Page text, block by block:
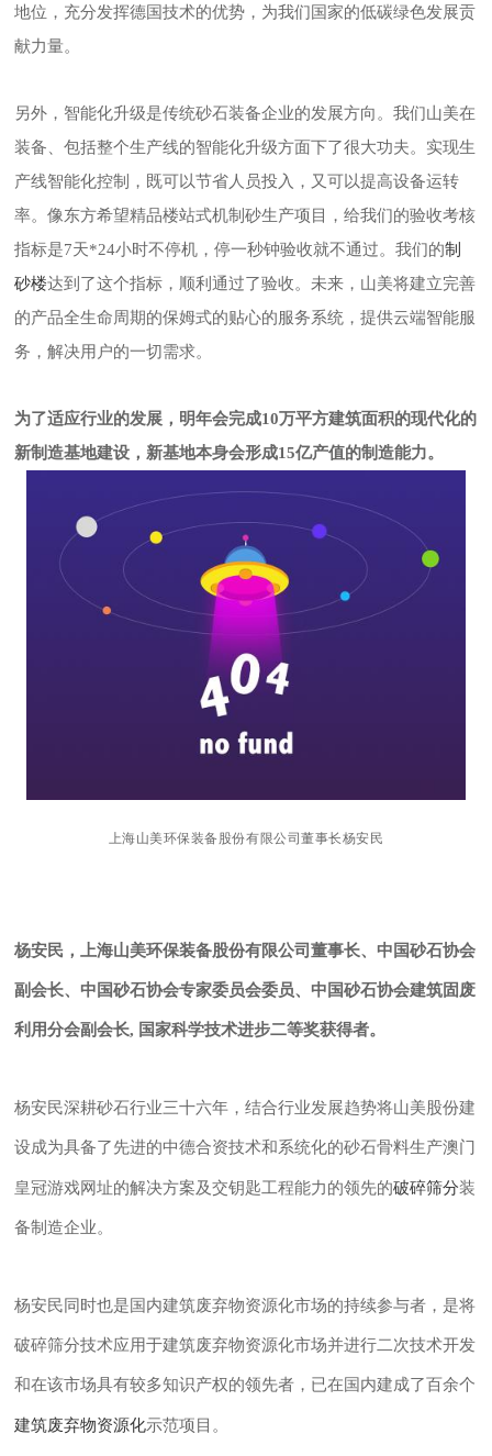
地位，充分发挥德国技术的优势，为我们国家的低碳绿色发展贡
献力量。
另外，智能化升级是传统砂石装备企业的发展方向。我们山美在
装备、包括整个生产线的智能化升级方面下了很大功夫。实现生
产线智能化控制，既可以节省人员投入，又可以提高设备运转
率。像东方希望精品楼站式机制砂生产项目，给我们的验收考核
指标是7天*24小时不停机，停一秒钟验收就不通过。我们的制
砂楼达到了这个指标，顺利通过了验收。未来，山美将建立完善
的产品全生命周期的保姆式的贴心的服务系统，提供云端智能服
务，解决用户的一切需求。
为了适应行业的发展，明年会完成10万平方建筑面积的现代化的
新制造基地建设，新基地本身会形成15亿产值的制造能力。
上海山美环保装备股份有限公司董事长杨安民
杨安民，上海山美环保装备股份有限公司董事长、中国砂石协会
副会长、中国砂石协会专家委员会委员、中国砂石协会建筑固废
利用分会副会长, 国家科学技术进步二等奖获得者。
杨安民深耕砂石行业三十六年，结合行业发展趋势将山美股份建
设成为具备了先进的中德合资技术和系统化的砂石骨料生产澳门
皇冠游戏网址的解决方案及交钥匙工程能力的领先的破碎筛分装
备制造企业。
杨安民同时也是国内建筑废弃物资源化市场的持续参与者，是将
破碎筛分技术应用于建筑废弃物资源化市场并进行二次技术开发
和在该市场具有较多知识产权的领先者，已在国内建成了百余个
建筑废弃物资源化示范项目。